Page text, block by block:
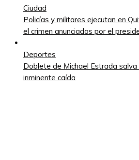
Ciudad
Policías y militares ejecutan en
el crimen anunciadas por el
Deportes
Doblete de Michael Estrada salva
inminente caída